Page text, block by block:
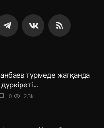
түрмеде жатқанда
0 visibility 2.3k